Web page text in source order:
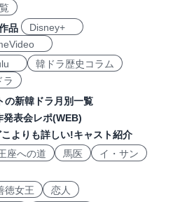
品
Disney+
韓ドラ歴史コラム
ラ
の新韓ドラ月別一覧
発表会レポ(WEB)
こよりも詳しい!キャスト紹介
座への道 馬医
イ・サン
徳女王
恋人